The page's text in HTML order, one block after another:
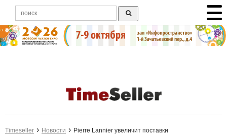
Timeseller Новости Pierre Lannier увеличит поставки